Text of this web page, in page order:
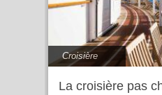
Croisière
La croisière pas